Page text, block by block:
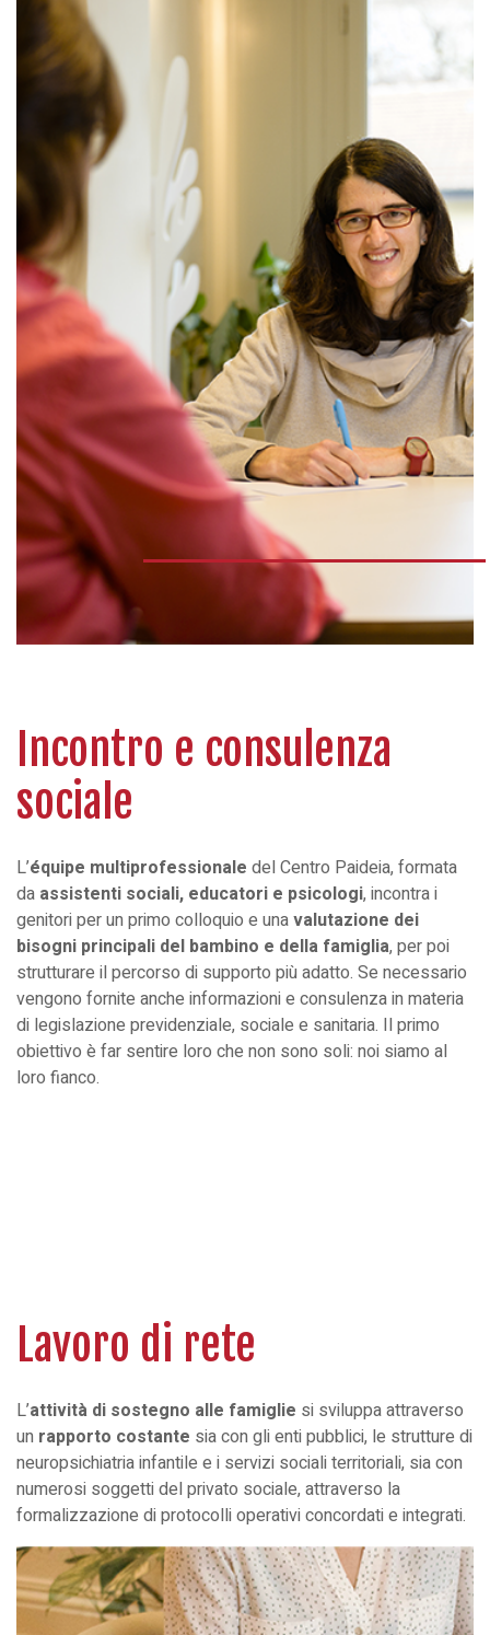
Incontro e consulenza
sociale
L’équipe multiprofessionale del Centro Paideia, formata
da assistenti sociali, educatori e psicologi, incontra i
genitori per un primo colloquio e unavalutazione dei
bisogni principali del bambino e della famiglia, per poi
strutturare il percorso di supporto più adatto. Se necessario
vengono fornite anche informazioni e consulenza in materia
di legislazione previdenziale, sociale e sanitaria. Il primo
obiettivo è far sentire loro che non sono soli: noi siamo al
loro fianco.
Lavoro di rete
L’attività di sostegno alle famiglie si sviluppa attraverso
un rapporto costante sia con gli enti pubblici, le strutture di
neuropsichiatria infantile e i servizi sociali territoriali, sia con
numerosi soggetti del privato sociale, attraverso la
formalizzazione di protocolli operativi concordati e integrati.